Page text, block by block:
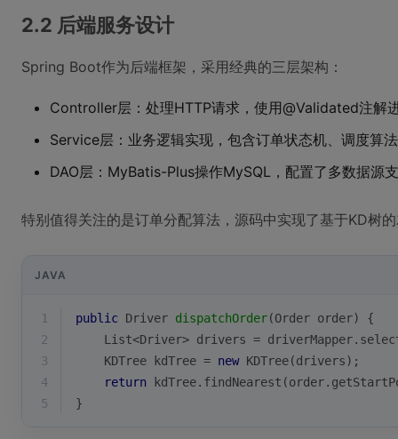
2.2 后端服务设计
Spring Boot作为后端框架，采用经典的三层架构：
Controller层：处理HTTP请求，使用@Validated注解
Service层：业务逻辑实现，包含订单状态机、调度算
DAO层：MyBatis-Plus操作MySQL，配置了多数据源
特别值得关注的是订单分配算法，源码中实现了基于KD树
JAVA
1 public Driver dispatchOrder(Order order)
{
2
List<Driver> drivers =
3
    KDTree kdTree =
new KDTree(drivers);
4
return
5
}